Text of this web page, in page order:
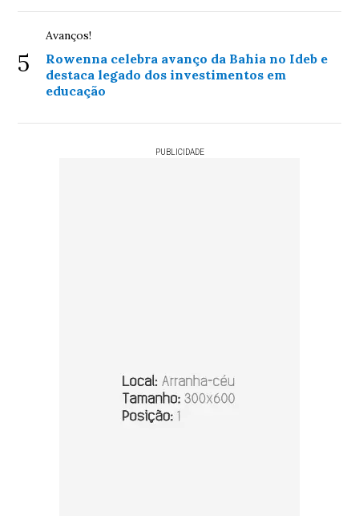
5
Avanços!
Rowenna celebra avanço da Bahia no Ideb e
destaca legado dos investimentos em
educação
PUBLICIDADE